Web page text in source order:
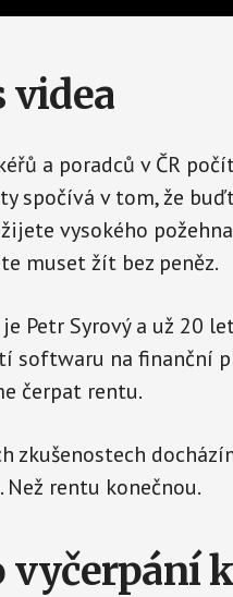
videa
a poradců v ČR
spočívá v tom, že
vysokého
muset žít bez peněz.
Petr Syrový a už 20
softwaru na finanční
čerpat rentu.
zkušenostech
Než rentu konečnou.
vyčerpání